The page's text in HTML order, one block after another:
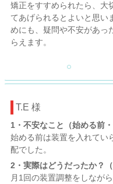
矯正をすすめられたら、大
てあげられるとよいと思い
めにも、疑問や不安があっ
らえます。
T.E 様
1・不安なこと（始める前
始める前は装置を入れてい
配でした。
2・実際はどうだったか？
月1回の装置調整をしなが